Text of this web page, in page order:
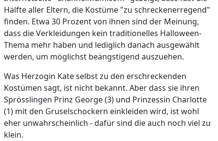
Hälfte aller Eltern, die Kostüme "zu schreckenerregend"
finden. Etwa 30 Prozent von ihnen sind der Meinung,
dass die Verkleidungen kein traditionelles Halloween-
Thema mehr haben und lediglich danach ausgewählt
werden, um möglichst beängstigend auszuehen.
Was Herzogin Kate selbst zu den erschreckenden
Kostümen sagt, ist nicht bekannt. Aber dass sie ihren
Sprösslingen Prinz George (3) und Prinzessin Charlotte
(1) mit den Gruselschockern einkleiden wird, ist wohl
eher unwahrscheinlich - dafür sind die auch noch viel zu
klein.